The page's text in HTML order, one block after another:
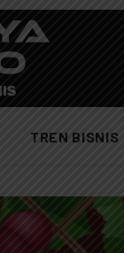
TREN BISNIS